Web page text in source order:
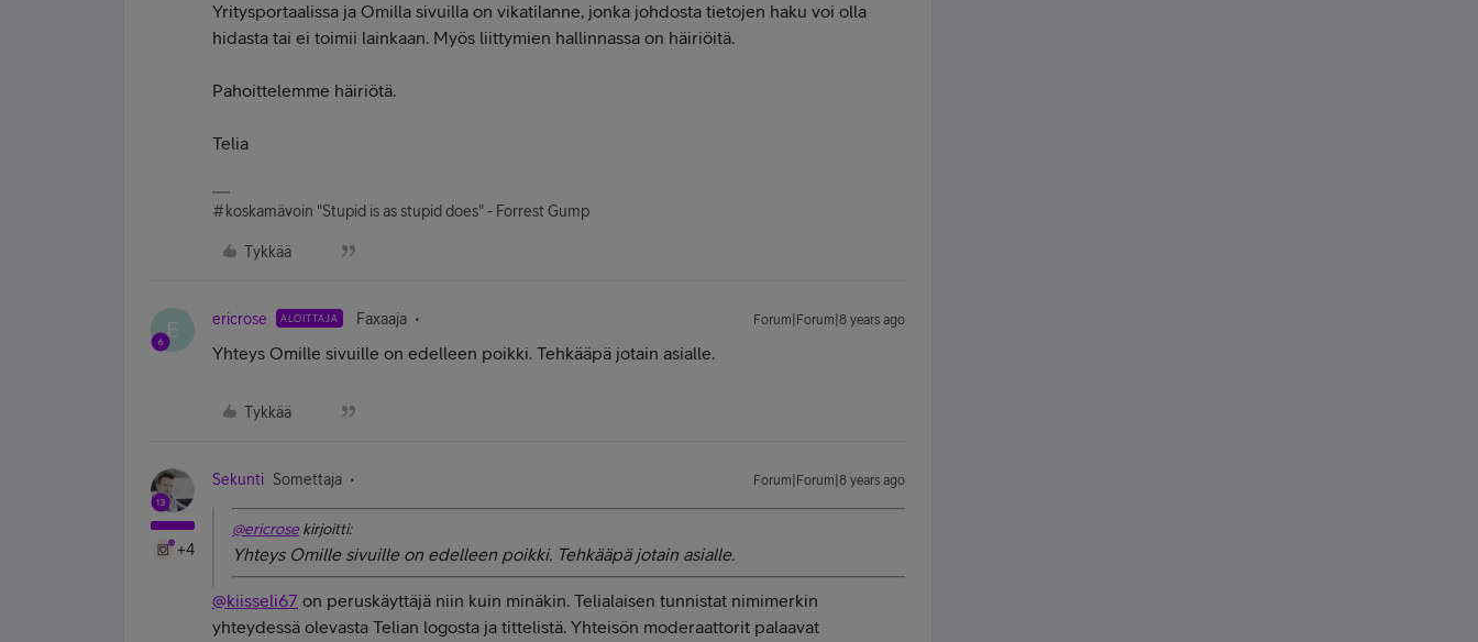
Yritysportaalissa ja Omilla sivuilla on vikatilanne, jonka johdosta tietojen haku voi olla
hidasta tai ei toimii lainkaan. Myös liittymien hallinnassa on häiriöitä.
Pahoittelemme häiriötä.
Telia
#koskamävoin "Stupid is as stupid does" - Forrest Gump
Tykkää
E ericrose ALOITTAJA Faxaaja Forum|Forum|8 years ago
Yhteys Omille sivuille on edelleen poikki. Tehkääpä jotain asialle.
Tykkää
+4
Sekunti Somettaja Forum|Forum|8 years ago
@ericrose kirjoitti:
Yhteys Omille sivuille on edelleen poikki. Tehkääpä jotain asialle.
@kiisseli67 on peruskäyttäjä niin kuin minäkin. Telialaisen tunnistat nimimerkin
yhteydessä olevasta Telian logosta ja tittelistä. Yhteisön moderaattorit palaavat